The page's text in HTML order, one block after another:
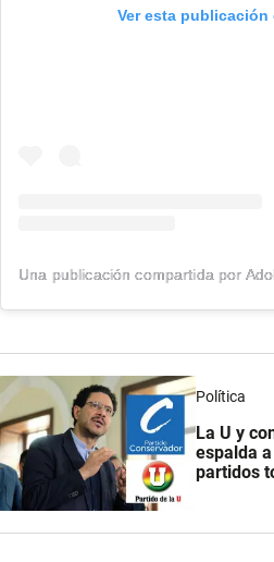
Ver esta publicación
Política
La U y
espalda
partidos